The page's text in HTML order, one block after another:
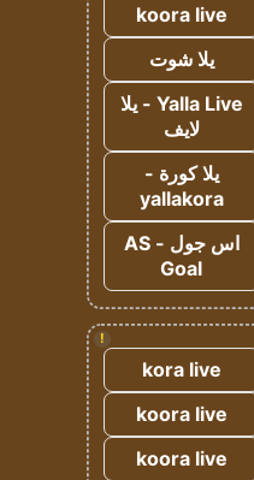
koora live
يلا شوت
Yalla Live - يلا
لايف
يلا كورة -
yallakora
اس جول - AS
Goal
!
kora live
koora live
koora live